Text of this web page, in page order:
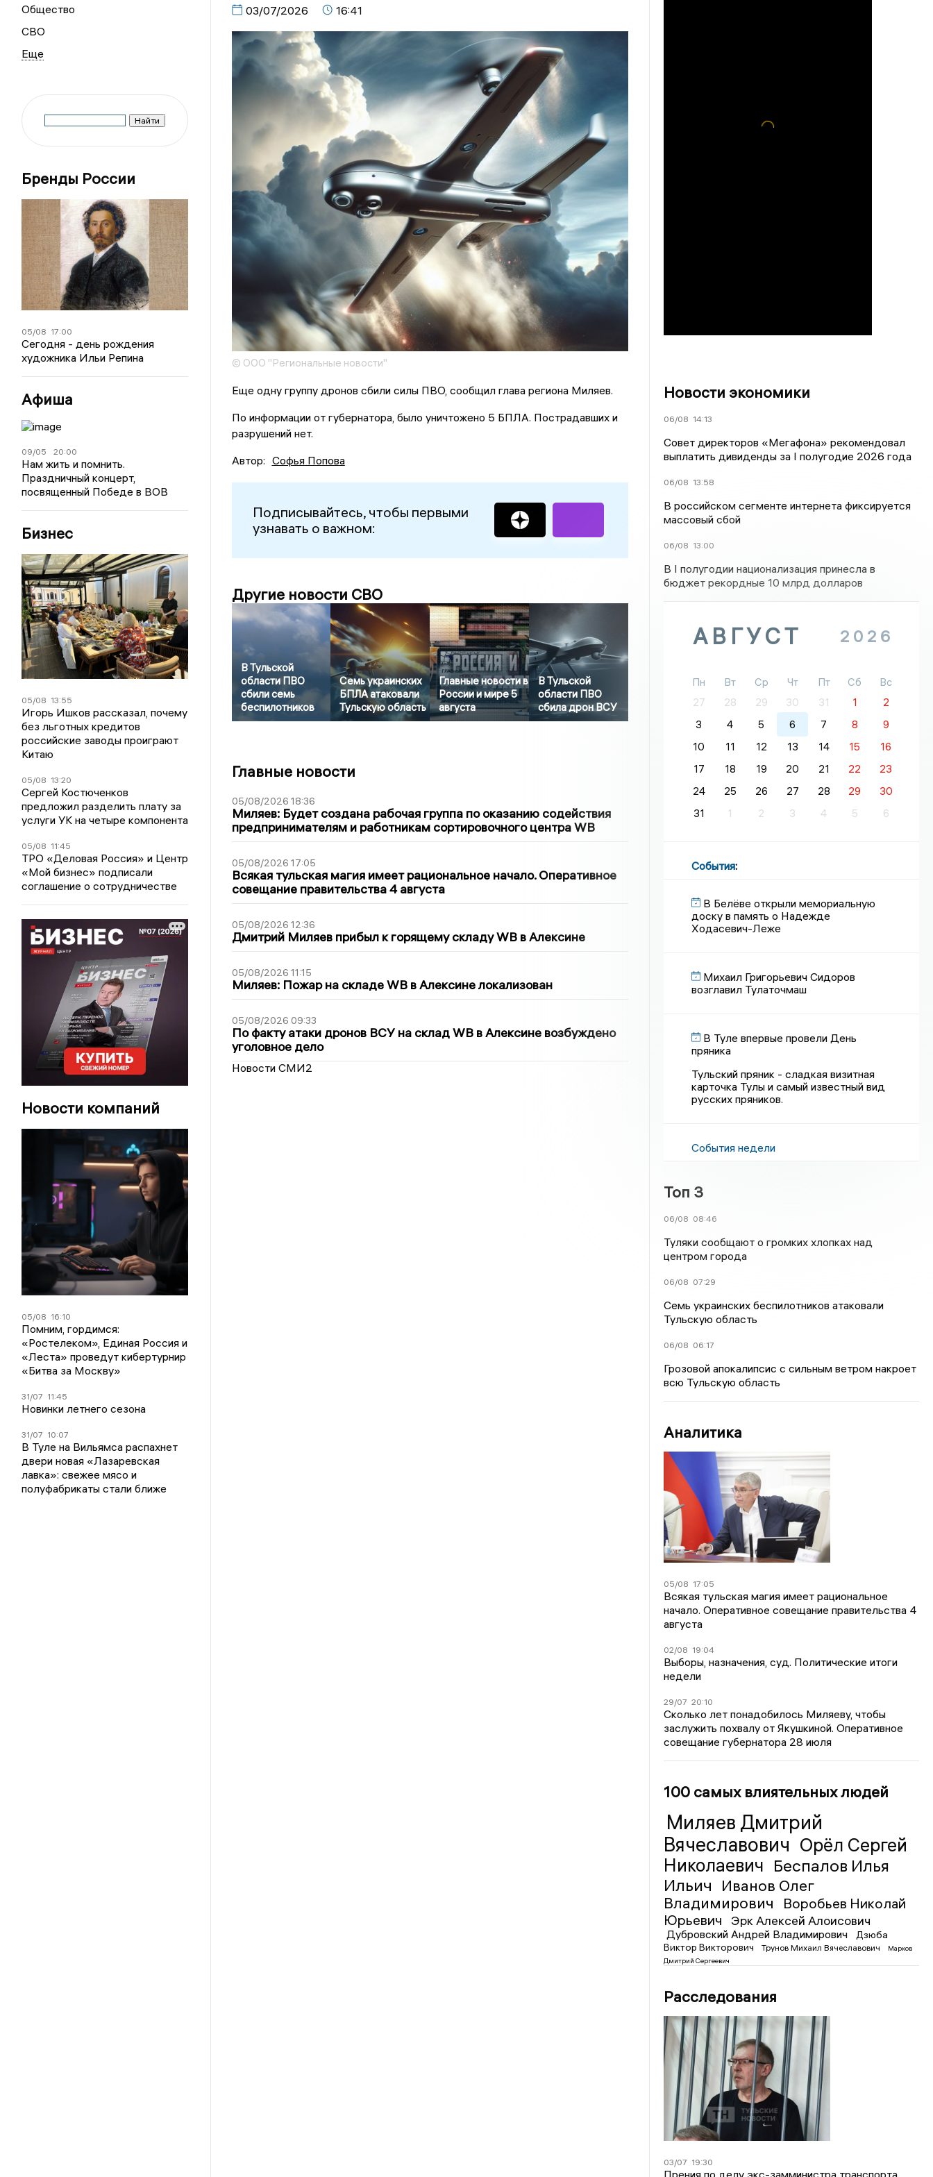
Общество
СВО
Бренды России
05/08 17:00
Сегодня - день рождения
художника Ильи Репина
Афиша
09/05 20:00
Нам жить и помнить.
Праздничный концерт,
посвященный Победе в ВОВ
Бизнес
05/08 13:55
Игорь Ишков рассказал, почему
без льготных кредитов
российские заводы проиграют
Китаю
05/08 13:20
Сергей Костюченков
предложил разделить плату за
услуги УК на четыре компонента
05/08 11:45
ТРО «Деловая Россия» и Центр
«Мой бизнес» подписали
соглашение о сотрудничестве
Новости компаний
05/08 16:10
Помним, гордимся:
«Ростелеком», Единая Россия и
«Леста» проведут кибертурнир
«Битва за Москву»
31/07 11:45
Новинки летнего сезона
31/07 10:07
В Туле на Вильямса распахнет
двери новая «Лазаревская
лавка»: свежее мясо и
полуфабрикаты стали ближе
03/07/2026 16:41
© ООО "Региональные новости"
Еще одну группу дронов сбили силы ПВО, сообщил глава региона Миляев.
По информации от губернатора, было уничтожено 5 БПЛА. Пострадавших и
разрушений нет.
Автор: Софья Попова
Подписывайтесь, чтобы первыми
узнавать о важном:
Другие новости СВО
В Тульской
области ПВО
сбили семь
беспилотников
Семь украинских
БПЛА атаковали
Тульскую область
Главные новости в
России и мире 5
августа
В Тульской
области ПВО
сбила дрон ВСУ
Главные новости
05/08/2026 18:36
Миляев: Будет создана рабочая группа по оказанию содействия
предпринимателям и работникам сортировочного центра WB
05/08/2026 17:05
Всякая тульская магия имеет рациональное начало. Оперативное
совещание правительства 4 августа
05/08/2026 12:36
Дмитрий Миляев прибыл к горящему складу WB в Алексине
05/08/2026 11:15
Миляев: Пожар на складе WB в Алексине локализован
05/08/2026 09:33
По факту атаки дронов ВСУ на склад WB в Алексине возбуждено
уголовное дело
Новости СМИ2
Новости экономики
06/08 14:13
Совет директоров «Мегафона» рекомендовал
выплатить дивиденды за I полугодие 2026 года
06/08 13:58
В российском сегменте интернета фиксируется
массовый сбой
06/08 13:00
В I полугодии национализация принесла в
бюджет рекордные 10 млрд долларов
АВГУСТ 2026
Пн Вт Ср Чт Пт Сб
Вс
27
28 29 30 31 1
2
3
4 5 6 7 8
9
10
11 12 13 14 15
16
17
18 19 20 21 22
23
24
25 26 27 28 29
30
31
1 2 3 4 5 6
События:
В Белёве открыли мемориальную
доску в память о Надежде
Ходасевич-Леже
Михаил Григорьевич Сидоров
возглавил Тулаточмаш
В Туле впервые провели День
пряника
Тульский пряник - сладкая визитная
карточка Тулы и самый известный вид
русских пряников.
События недели
Топ 3
06/08 08:46
Туляки сообщают о громких хлопках над
центром города
06/08 07:29
Семь украинских беспилотников атаковали
Тульскую область
06/08 06:17
Грозовой апокалипсис с сильным ветром накроет
всю Тульскую область
Аналитика
05/08 17:05
Всякая тульская магия имеет рациональное
начало. Оперативное совещание правительства 4
августа
02/08 19:04
Выборы, назначения, суд. Политические итоги
недели
29/07 20:10
Сколько лет понадобилось Миляеву, чтобы
заслужить похвалу от Якушкиной. Оперативное
совещание губернатора 28 июля
100 самых влиятельных людей
Миляев Дмитрий
Вячеславович Орёл Сергей
Николаевич Беспалов Илья
Ильич
Иванов Олег
Владимирович
Воробьев Николай
Юрьевич
Эрк Алексей Алоисович
Дубровский Андрей Владимирович
Дзюба
Виктор Викторович
Трунов Михаил Вячеславович
Марков
Дмитрий Сергеевич
Расследования
03/07 19:30
Прения по делу экс-замминистра транспорта